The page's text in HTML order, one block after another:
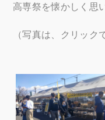
高専祭を懐かしく思
（写真は、クリック